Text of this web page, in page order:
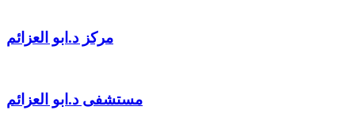
مركز د.ابو العزائم
مستشفى د.ابو العزائم